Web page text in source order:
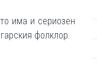
има и сериозен
фолклор.